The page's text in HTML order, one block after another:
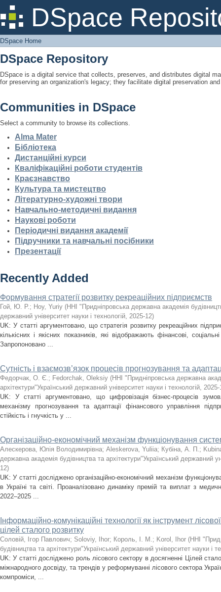
DSpace
DSpace Home
DSpace Home
DSpace Repository
DSpace is a digital service that collects, preserves, and distributes digital
for preserving an organization's legacy; they facilitate digital preservation
Communities in DSpace
Select a community to browse its collections.
Alma Mater
Бібліотека
Дистанційні курси
Кваліфікаційні роботи студентів
Краєзнавство
Культура та мистецтво
Літературно-художні твори
Навчально-методичні видання
Наукові роботи
Періодичні видання академії
Підручники та навчальні посібники
Презентації
Recently Added
Формування стратегії розвитку рекреаційних підприємств
Гой, Ю. Р.; Hoy, Yuriy (ННІ "Придніпровська державна академія
державний університет науки і технологій, 2025-12)
UK: У статті аргументовано, що стратегія розвитку рекреаційних
кількісних і якісних показників, які відображають фінансові,
Запропоновано ...
Сутність і взаємозв’язок процесів прогнозування та
Федорчак, О. Є.; Fedorchak, Oleksiy (ННІ "Придніпровська державна
архітектури"Український державний університет науки і технологій, 2025-
UK: У статті аргументовано, що цифровізація бізнес-процесів
механізму прогнозування та адаптації фінансового управління
стійкість і гнучкість у ...
Організаційно-економічний механізм функціонування
Алескерова, Юлія Володимирівна; Aleskerova, Yuliia; Кубіна, А. П.;
державна академія будівництва та архітектури"Український державний
12)
UK: У статті досліджено організаційно-економічний механізм
в Україні та світі. Проаналізовано динаміку премій та виплат з
2022–2025 ...
Інформаційно-комунікаційні технології як інструмент
цілей сталого розвитку
Соловій, Ігор Павлович; Soloviy, Ihor; Король, І. М.; Korol, Ihor (ННІ
будівництва та архітектури"Український державний університет науки і
UK: У статті досліджено роль лісового сектору в досягненні Цілей
міжнародного досвіду, та трендів у реформуванні лісового сектора
компроміси, ...